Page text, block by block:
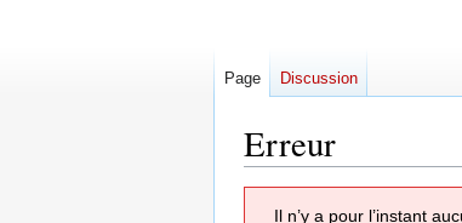
Erreur
Il n’y a pour l’instant
Page Discussion